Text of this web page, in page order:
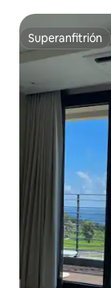
libre de
Superanfitrión
Superanfitrión